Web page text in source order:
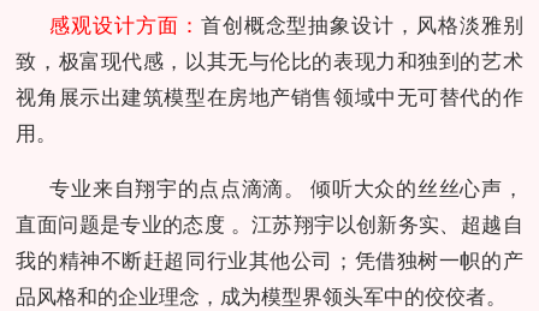
感观设计方面： 首创概念型抽象设计，风格淡雅别
致，极富现代感，以其无与伦比的表现力和独到的艺术
视角展示出建筑模型在房地产销售领域中无可替代的作
用。
专业来自翔宇的点点滴滴。 倾听大众的丝丝心声，
直面问题是专业的态度 。江苏翔宇以创新务实、超越自
我的精神不断赶超同行业其他公司；凭借独树一帜的产
品风格和的企业理念，成为模型界领头军中的佼佼者。